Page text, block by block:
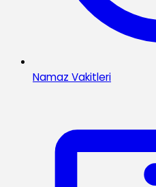
Namaz Vakitleri